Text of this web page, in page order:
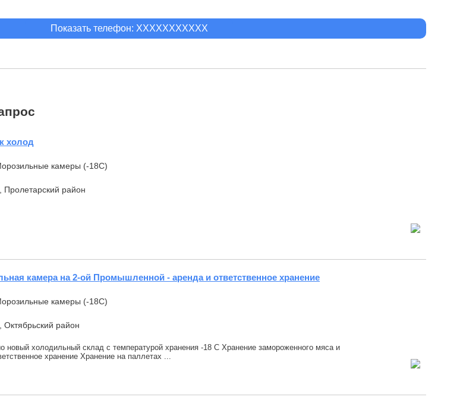
Показать телефон: XXXXXXXXXXX
холод
камеры (-18С)
Пролетарский район
камера на 2-ой Промышленной - аренда и ответственное хранение
камеры (-18С)
Октябрьский район
новый холодильный склад с температурой хранения -18 С Хранение замороженного мяса и
хранение Хранение на паллетах ...